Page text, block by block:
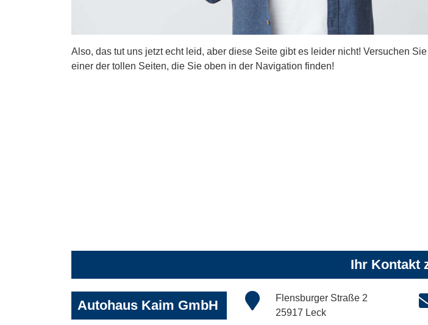
Also, das tut uns jetzt echt leid, aber diese Seite gibt es leider nicht! Versuchen
einer der tollen Seiten, die Sie oben in der Navigation finden!
Ihr Kontakt
Autohaus Kaim GmbH
Flensburger Straße 2
25917 Leck